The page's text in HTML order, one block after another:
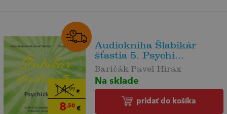
14,99 €
8,50€
Audiokniha Šlabikár
šťastia 5. Psychi...
Baričák Pavel Hirax
Na sklade
pridať do košíka